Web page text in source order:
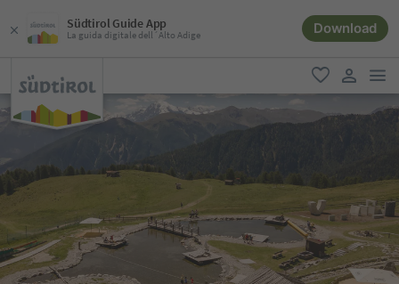
Südtirol Guide App
La guida digitale dell´Alto Adige Download
favoriti
user link